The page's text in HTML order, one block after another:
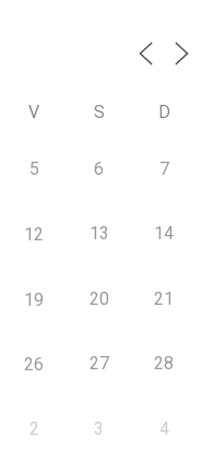
V S D
5 6 7
12 13 14
19 20 21
26 27 28
2 3 4